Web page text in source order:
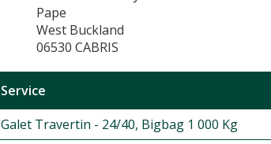
Pape
West Buckland
06530 CABRIS
Service
Galet Travertin - 24/40, Bigbag 1 000 Kg